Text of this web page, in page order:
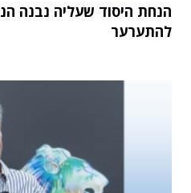
הנחת היסוד שעליה נבנה
להתערער